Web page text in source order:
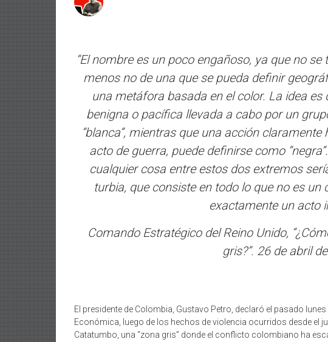
“El nombre es un poco engañoso, ya que no
menos no de una que se pueda definir
una metáfora basada en el color. La idea
benigna o pacífica llevada a cabo por un
“blanca”, mientras que una acción
acto de guerra, puede definirse como
cualquier cosa entre estos dos extremos
turbia, que consiste en todo lo que no es
exactamente un acto
Comando Estratégico del Reino Unido,
gris?”. 26 de abril
El presidente de Colombia, Gustavo Petro, declaró el pasado
Económica, luego de los hechos de violencia ocurridos desde el
Catatumbo, una “zona gris” donde el conflicto colombiano ha